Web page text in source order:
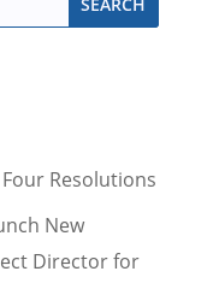
Resolutions
New
Director for